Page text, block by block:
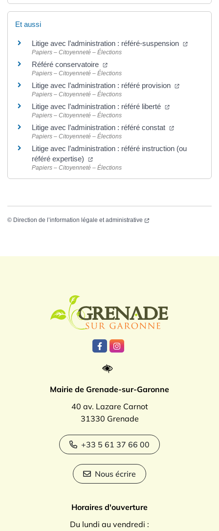
Et aussi
Litige avec l’administration : référé-suspension
Papiers – Citoyenneté – Élections
Référé conservatoire
Papiers – Citoyenneté – Élections
Litige avec l’administration : référé provision
Papiers – Citoyenneté – Élections
Litige avec l’administration : référé liberté
Papiers – Citoyenneté – Élections
Litige avec l’administration : référé constat
Papiers – Citoyenneté – Élections
Litige avec l’administration : référé instruction (ou
référé expertise)
Papiers – Citoyenneté – Élections
© Direction de l’information légale et administrative
Lien vers le compte Facebook
Lien vers le compte
Mairie de Grenade-sur-Garonne
40 av. Lazare Carnot
31330 Grenade
+33 5 61 37 66 00
Nous écrire
Horaires d'ouverture
Du lundi au vendredi :